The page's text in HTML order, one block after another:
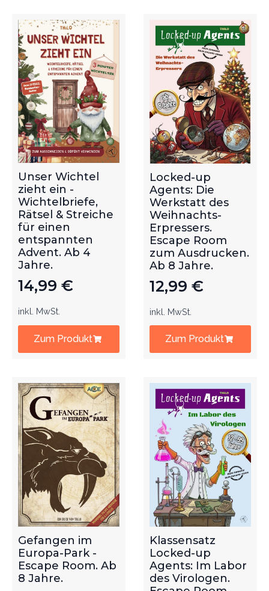
Unser Wichtel
zieht ein -
Wichtelbriefe,
Rätsel & Streiche
für einen
entspannten
Advent. Ab 4
Jahre.
14,99 €
inkl. MwSt.
Zum Produkt
Locked-up
Agents: Die
Werkstatt des
Weihnachts-
Erpressers.
Escape Room
zum Ausdrucken.
Ab 8 Jahre.
12,99 €
inkl. MwSt.
Zum Produkt
Gefangen im
Europa-Park -
Escape Room. Ab
8 Jahre.
Klassensatz
Locked-up
Agents: Im Labor
des Virologen.